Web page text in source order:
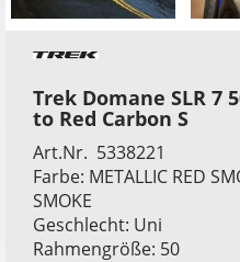
Trek Domane SLR 7
to Red Carbon S
Art.Nr. 5338221
Farbe: METALLIC RED
SMOKE
Geschlecht: Uni
Rahmengröße: 50